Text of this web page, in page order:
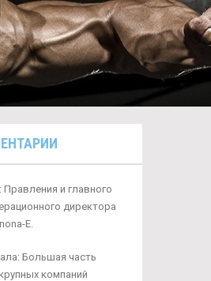
Правления и главного
директора
E.
Большая часть
компаний